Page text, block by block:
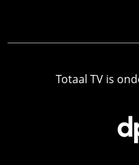
Totaal TV is